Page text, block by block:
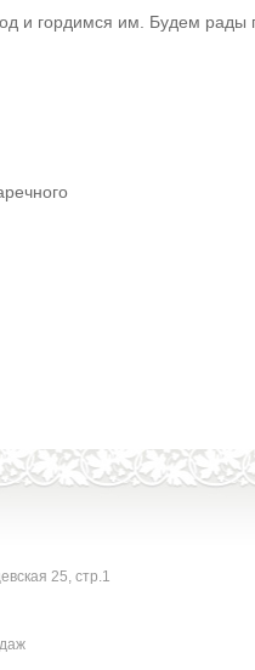
и гордимся им. Будем рады
25, стр.1